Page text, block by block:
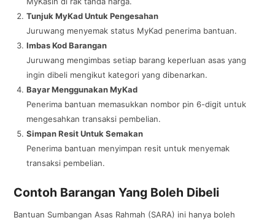
Tunjuk MyKad Untuk Pengesahan
Juruwang menyemak status MyKad penerima bantuan.
Imbas Kod Barangan
Juruwang mengimbas setiap barang keperluan asas yang
ingin dibeli mengikut kategori yang dibenarkan.
Bayar Menggunakan MyKad
Penerima bantuan memasukkan nombor pin 6-digit untuk
mengesahkan transaksi pembelian.
Simpan Resit Untuk Semakan
Penerima bantuan menyimpan resit untuk menyemak
transaksi pembelian.
Contoh Barangan Yang Boleh Dibeli
Bantuan Sumbangan Asas Rahmah (SARA) ini hanya boleh